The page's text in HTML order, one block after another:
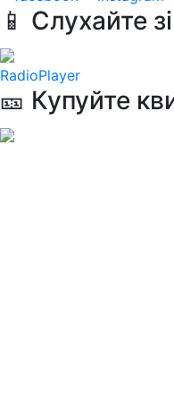
📱 Слухайте
RadioPlayer
🎫 Купуйте